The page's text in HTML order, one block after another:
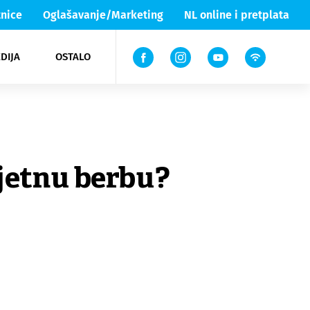
Oglašavanje/Marketing NL online i pretplata
OSTALO
Lika & Senj
TV
berbu?